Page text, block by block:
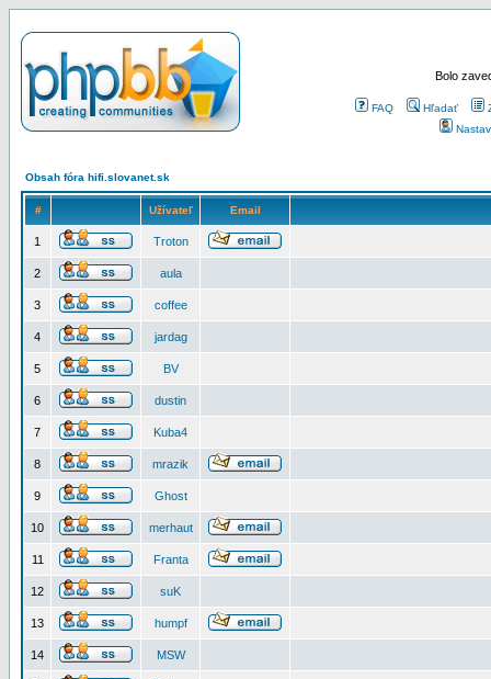
Bolo
FAQ Hľadať
Obsah fóra hifi.slovanet.sk
# Užívateľ Email
1 Troton
2 aula
3 coffee
4 jardag
5 BV
6 dustin
7 Kuba4
8 mrazik
9 Ghost
10 merhaut
11 Franta
12 suK
13 humpf
14 MSW